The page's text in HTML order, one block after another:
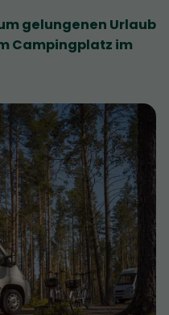
gelungenen Urlaub
Campingplatz im